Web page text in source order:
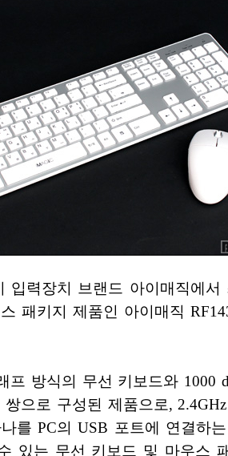
입력장치 브랜드 아이매직에서
패키지 제품인 아이매직
프 방식의 무선 키보드와 1000
으로 구성된 제품으로,
를 PC의 USB 포트에 연결하
있는 무선 키보드 및 마우스